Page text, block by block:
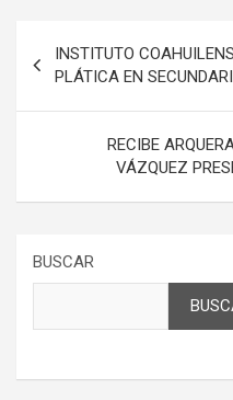
de
entradas
INSTITUTO
PLÁTICA EN
RECIBE
VÁZQUEZ
BUSCAR